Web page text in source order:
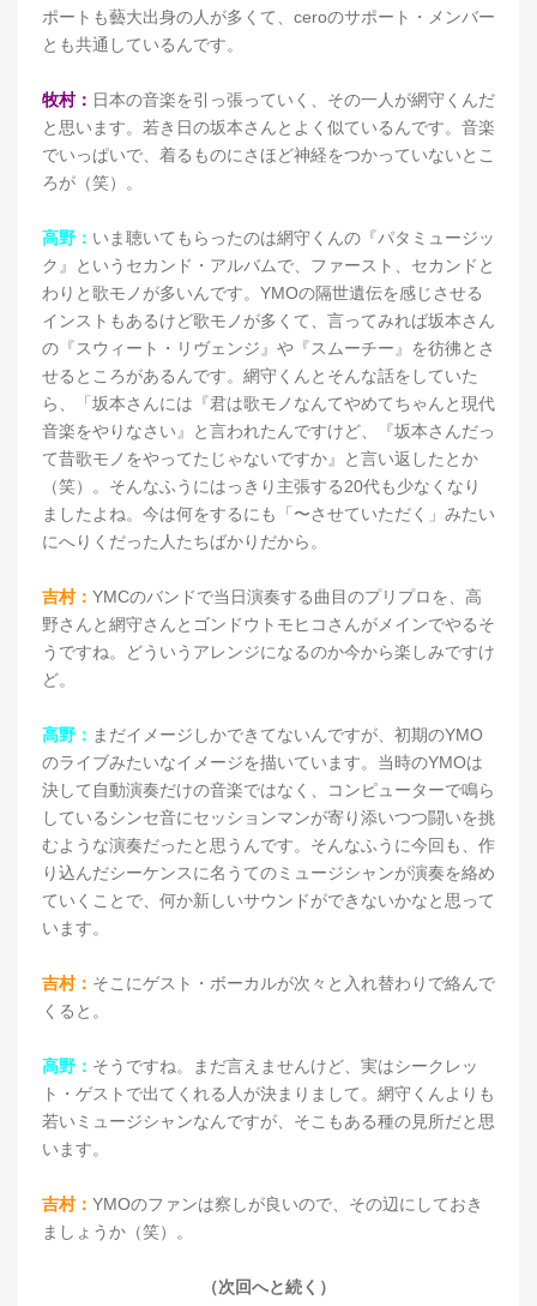
ポートも藝大出身の人が多くて、ceroのサポート・メンバー
とも共通しているんです。
牧村： 日本の音楽を引っ張っていく、その一人が網守くんだ
と思います。若き日の坂本さんとよく似ているんです。音楽
でいっぱいで、着るものにさほど神経をつかっていないとこ
ろが（笑）。
高野： いま聴いてもらったのは網守くんの『パタミュージッ
ク』というセカンド・アルバムで、ファースト、セカンドと
わりと歌モノが多いんです。YMOの隔世遺伝を感じさせる
インストもあるけど歌モノが多くて、言ってみれば坂本さん
の『スウィート・リヴェンジ』や『スムーチー』を彷彿とさ
せるところがあるんです。網守くんとそんな話をしていた
ら、「坂本さんには『君は歌モノなんてやめてちゃんと現代
音楽をやりなさい』と言われたんですけど、『坂本さんだっ
て昔歌モノをやってたじゃないですか』と言い返したとか
（笑）。そんなふうにはっきり主張する20代も少なくなり
ましたよね。今は何をするにも「〜させていただく」みたい
にへりくだった人たちばかりだから。
吉村： YMCのバンドで当日演奏する曲目のプリプロを、高
野さんと網守さんとゴンドウトモヒコさんがメインでやるそ
うですね。どういうアレンジになるのか今から楽しみですけ
ど。
高野： まだイメージしかできてないんですが、初期のYMO
のライブみたいなイメージを描いています。当時のYMOは
決して自動演奏だけの音楽ではなく、コンピューターで鳴ら
しているシンセ音にセッションマンが寄り添いつつ闘いを挑
むような演奏だったと思うんです。そんなふうに今回も、作
り込んだシーケンスに名うてのミュージシャンが演奏を絡め
ていくことで、何か新しいサウンドができないかなと思って
います。
吉村： そこにゲスト・ボーカルが次々と入れ替わりで絡んで
くると。
高野： そうですね。まだ言えませんけど、実はシークレッ
ト・ゲストで出てくれる人が決まりまして。網守くんよりも
若いミュージシャンなんですが、そこもある種の見所だと思
います。
吉村： YMOのファンは察しが良いので、その辺にしておき
ましょうか（笑）。
（次回へと続く）